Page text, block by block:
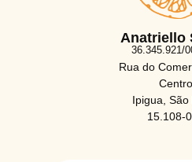
Anatriello
36.345.921/
Rua do
Centro
Ipigua, São
15.108-